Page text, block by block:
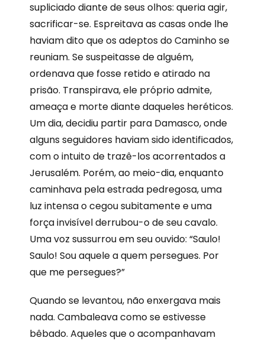
supliciado diante de seus olhos: queria agir,
sacrificar-se. Espreitava as casas onde lhe
haviam dito que os adeptos do Caminho se
reuniam. Se suspeitasse de alguém,
ordenava que fosse retido e atirado na
prisão. Transpirava, ele próprio admite,
ameaça e morte diante daqueles heréticos.
Um dia, decidiu partir para Damasco, onde
alguns seguidores haviam sido identificados,
com o intuito de trazê-los acorrentados a
Jerusalém. Porém, ao meio-dia, enquanto
caminhava pela estrada pedregosa, uma
luz intensa o cegou subitamente e uma
força invisível derrubou-o de seu cavalo.
Uma voz sussurrou em seu ouvido: “Saulo!
Saulo! Sou aquele a quem persegues. Por
que me persegues?”
Quando se levantou, não enxergava mais
nada. Cambaleava como se estivesse
bêbado. Aqueles que o acompanhavam